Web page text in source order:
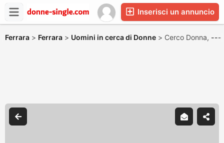
Inserisci un annuncio
Ferrara > Ferrara > Uomini in cerca di Donne > Cerco Donna, ---